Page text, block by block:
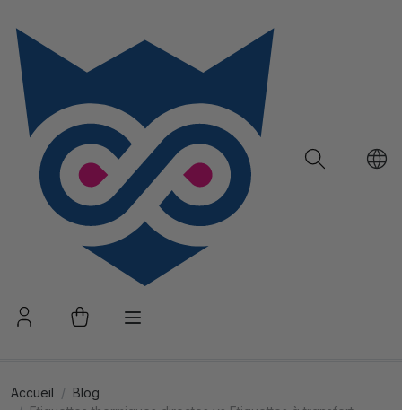
Accueil
Blog